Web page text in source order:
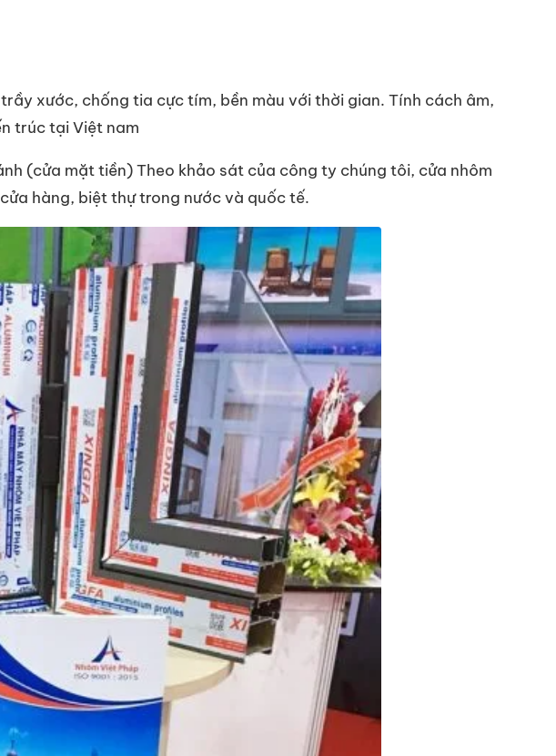
xước, chống tia cực tím, bền màu với thời gian. Tính cách âm,
trúc tại Việt nam
(cửa mặt tiền) Theo khảo sát của công ty chúng tôi, cửa nhôm
hàng, biệt thự trong nước và quốc tế.